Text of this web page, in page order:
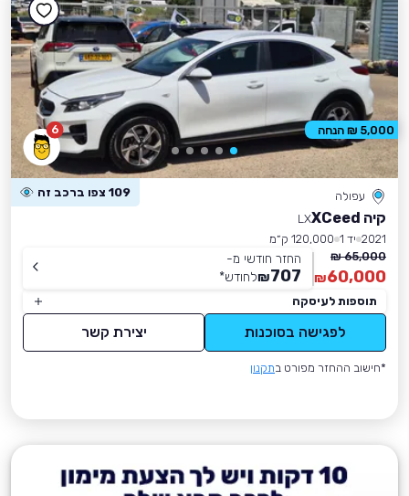
6
עפולה 109 צפו ברכב זה
קיה XCeed
LX
2021 יד 1
120,000 ק״מ
65,000 ₪
60,000
₪
החזר חודשי מ-
707
₪לחודש*
תוספות לעיסקה
לפגישה בסוכנות יצירת קשר
*חישוב ההחזר מפורט בתקנון
5,000 ₪ הנחה